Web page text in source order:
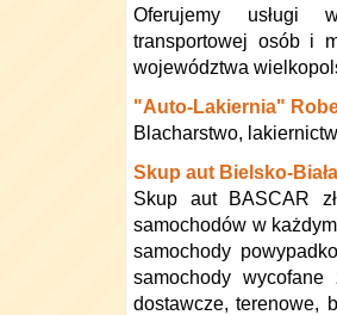
Oferujemy usługi
transportowej osób i
województwa
"Auto-Lakiernia"
Blacharstwo,
Skup aut Bielsko-
Skup aut BASCAR
samochodów w
samochody
samochody
dostawcze, terenowe,